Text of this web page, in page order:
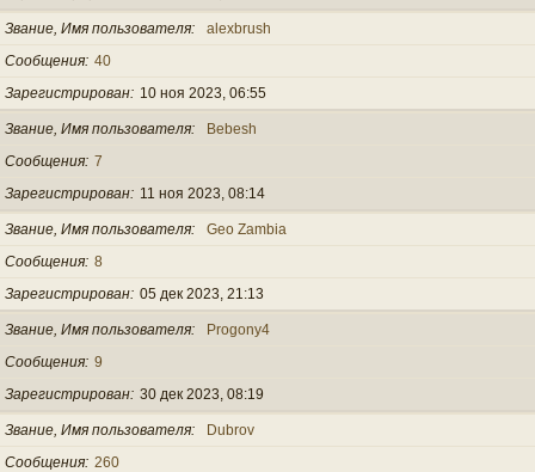
Звание, Имя пользователя
alexbrush
Сообщения 40
Зарегистрирован
10 ноя 2023, 06:55
Звание, Имя пользователя
Bebesh
Сообщения 7
Зарегистрирован
11 ноя 2023, 08:14
Звание, Имя пользователя
Geo Zambia
Сообщения 8
Зарегистрирован 05 дек 2023, 21:13
Звание, Имя пользователя
Progony4
Сообщения 9
Зарегистрирован 30 дек 2023, 08:19
Звание, Имя пользователя
Dubrov
Сообщения 260